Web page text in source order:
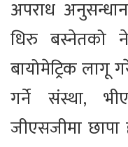
अपराध
धिरु बस्नेतको
बायोमेट्रिक लागू
गर्ने संस्था,
जीएसजीमा छापा